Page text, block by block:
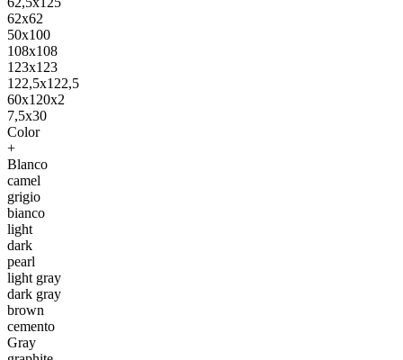
62x62
50x100
108x108
123x123
122,5x122,5
60x120x2
7,5x30
Color
+
Blanco
camel
grigio
bianco
light
dark
pearl
light gray
dark gray
brown
cemento
Gray